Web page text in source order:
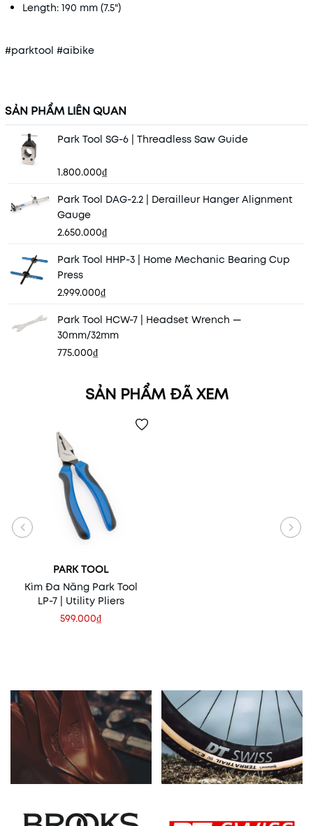
Length: 190 mm (7.5")
#parktool #aibike
SẢN PHẨM LIÊN QUAN
Park Tool SG-6 | Threadless Saw Guide
1.800.000₫
Park Tool DAG-2.2 | Derailleur Hanger Alignment
Gauge
2.650.000₫
Park Tool HHP-3 | Home Mechanic Bearing Cup
Press
2.999.000₫
Park Tool HCW-7 | Headset Wrench —
30mm/32mm
775.000₫
SẢN PHẨM ĐÃ XEM
PARK TOOL
Kìm Đa Năng Park Tool
LP-7 | Utility Pliers
599.000₫